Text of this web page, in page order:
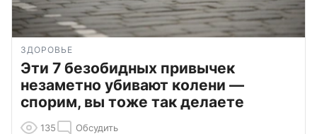
ЗДОРОВЬЕ
Эти 7 безобидных привычек
незаметно убивают колени —
спорим, вы тоже так делаете
135 Обсудить